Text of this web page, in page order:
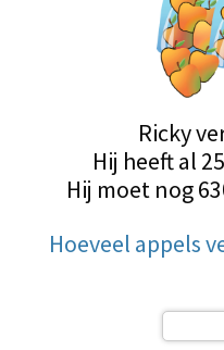
Ricky
Hij heeft al
Hij moet nog
Hoeveel appels